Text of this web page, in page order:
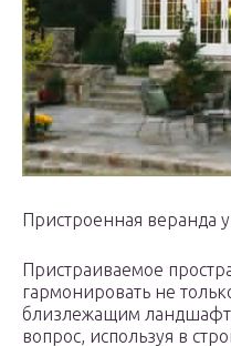
Пристроенная веранда
Пристраиваемое
гармонировать не
близлежащим
вопрос, используя в